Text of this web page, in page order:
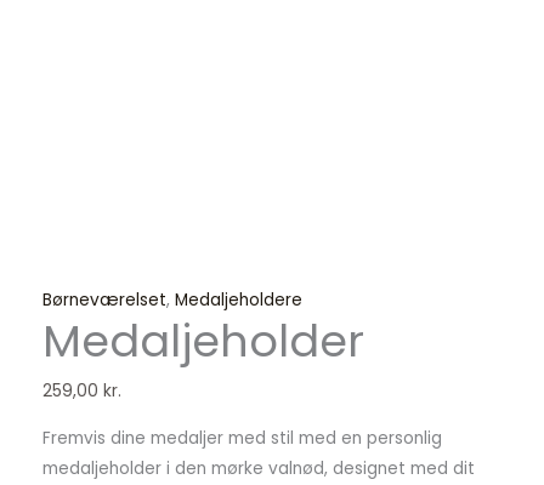
Børneværelset, Medaljeholdere
Medaljeholder
259,00 kr.
Fremvis dine medaljer med stil med en personlig
medaljeholder i den mørke valnød, designet med dit